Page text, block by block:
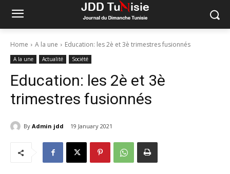
Home A la une Education: les 2è et 3è trimestres fusionnés
A la une Actualité Société
Education: les 2è et 3è
trimestres fusionnés
By Admin jdd 19 January 2021